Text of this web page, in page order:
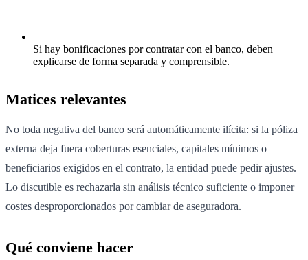
Si hay bonificaciones por contratar con el banco, deben
explicarse de forma separada y comprensible.
Matices relevantes
No toda negativa del banco será automáticamente ilícita: si la póliza
externa deja fuera coberturas esenciales, capitales mínimos o
beneficiarios exigidos en el contrato, la entidad puede pedir ajustes.
Lo discutible es rechazarla sin análisis técnico suficiente o imponer
costes desproporcionados por cambiar de aseguradora.
Qué conviene hacer